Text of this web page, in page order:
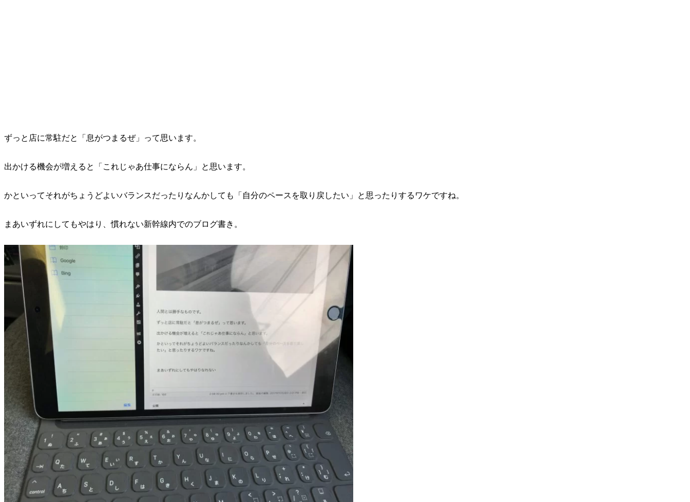
ずっと店に常駐だと「息がつまるぜ」って思います。
出かける機会が増えると「これじゃあ仕事にならん」と思います。
かといってそれがちょうどよいバランスだったりなんかしても「自分のペースを取り戻したい」と思ったりするワケですね。
まあいずれにしてもやはり、慣れない新幹線内でのブログ書き。